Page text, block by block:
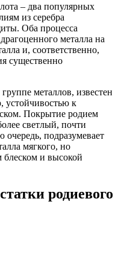
– два популярных
из серебра
Оба процесса
металла на
и, соответственно,
существенно
металлов, известен
устойчивостью к
Покрытие родием
светлый, почти
очередь, подразумевает
мягкого, но
и высокой
родиевого